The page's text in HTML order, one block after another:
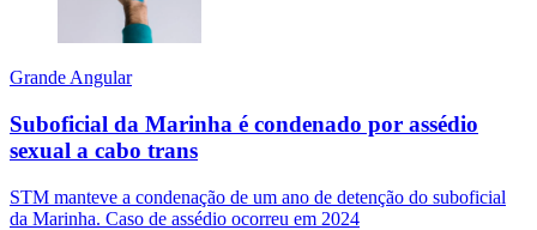
Grande Angular
Suboficial da Marinha é condenado por assédio
sexual a cabo trans
STM manteve a condenação de um ano de detenção do suboficial
da Marinha. Caso de assédio ocorreu em 2024